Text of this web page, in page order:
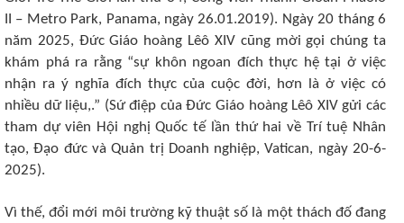
II – Metro Park, Panama, ngày 26.01.2019). Ngày 20 tháng 6
năm 2025, Đức Giáo hoàng Lêô XIV cũng mời gọi chúng ta
khám phá ra rằng “sự khôn ngoan đích thực hệ tại ở việc
nhận ra ý nghĩa đích thực của cuộc đời, hơn là ở việc có
nhiều dữ liệu,.” (Sứ điệp của Đức Giáo hoàng Lêô XIV gửi các
tham dự viên Hội nghị Quốc tế lần thứ hai về Trí tuệ Nhân
tạo, Đạo đức và Quản trị Doanh nghiệp, Vatican, ngày 20-6-
2025).
Vì thế, đổi mới môi trường kỹ thuật số là một thách đố đang